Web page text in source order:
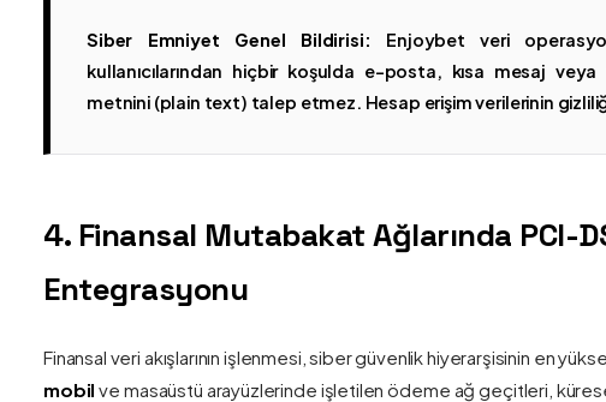
Siber Emniyet Genel Bildirisi: Enjoybet veri
kullanıcılarından hiçbir koşulda e-posta, kısa mesaj
metnini (plain text) talep etmez. Hesap erişim verilerinin
4. Finansal Mutabakat Ağlarında PCI-
Entegrasyonu
Finansal veri akışlarının işlenmesi, siber güvenlik hiyerarşisinin en
mobil ve masaüstü arayüzlerinde işletilen ödeme ağ geçitleri,